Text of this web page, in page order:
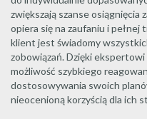
zwiększają szanse osiągnięcia
opiera się na zaufaniu i
klient jest świadomy
zobowiązań. Dzięki
możliwość szybkiego
dostosowywania swoich
nieocenioną korzyścią dla ich